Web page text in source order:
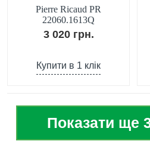
Pierre Ricaud PR
22060.1613Q
3 020 грн.
Купити в 1 клік
Показати ще